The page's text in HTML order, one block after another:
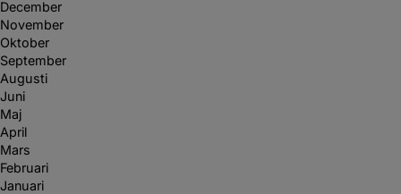
December
November
Oktober
September
Augusti
Juni
Maj
April
Mars
Februari
Januari